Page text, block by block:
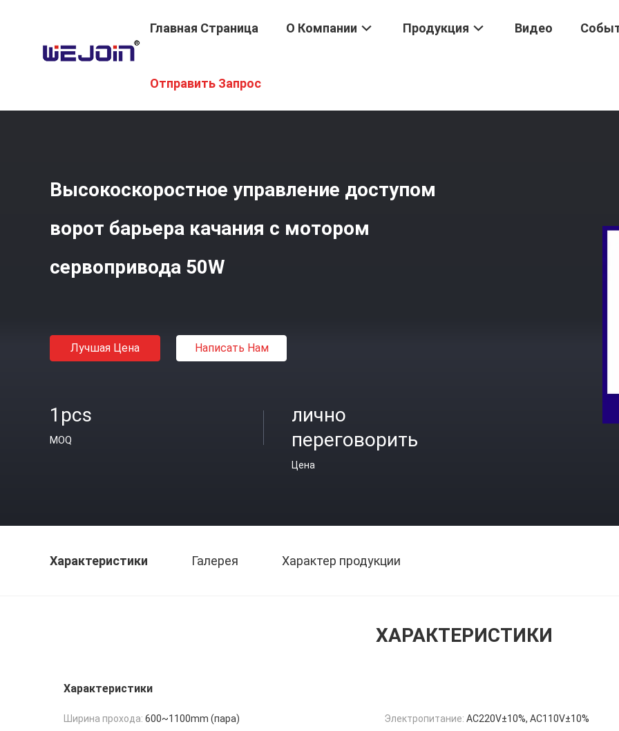
Главная Страница О Компании Продукция Видео
Отправить Запрос
Высокоскоростное управление доступом
ворот барьера качания с мотором
сервопривода 50W
Лучшая Цена Написать Нам
1pcs
MOQ
лично
переговорить
Цена
Характеристики Галерея Характер продукции
ХАРАКТЕРИСТИКИ
Характеристики
Ширина прохода: 600~1100mm (пара) Электропитание: AC220V±10%, AC110V±10%